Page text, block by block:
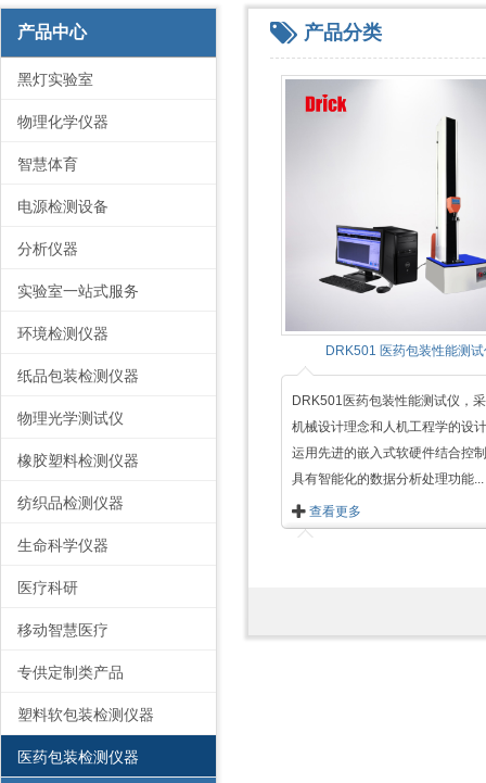
产品中心
黑灯实验室
物理化学仪器
智慧体育
电源检测设备
分析仪器
实验室一站式服务
环境检测仪器
纸品包装检测仪器
物理光学测试仪
橡胶塑料检测仪器
纺织品检测仪器
生命科学仪器
医疗科研
移动智慧医疗
专供定制类产品
塑料软包装检测仪器
医药包装检测仪器
产品分类
DRK501 医药包装性能测
DRK501医药包装性能测试仪，
机械设计理念和人机工程学的设
运用先进的嵌入式软硬件结合控
具有智能化的数据分析处理功能...
查看更多